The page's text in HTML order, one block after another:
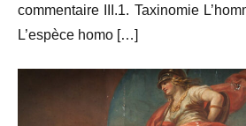
commentaire III.1. Taxinomie
L’espèce homo […]